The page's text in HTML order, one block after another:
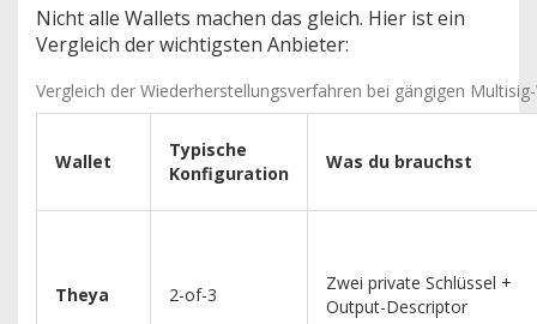
Nicht alle Wallets machen das gleich. Hier ist ein
Vergleich der wichtigsten Anbieter:
Vergleich der Wiederherstellungsverfahren bei gängigen
Wallet
Typische
Konfiguration
Was du brauchst
Theya 2-of-3
Zwei private Schlüssel +
Output-Descriptor